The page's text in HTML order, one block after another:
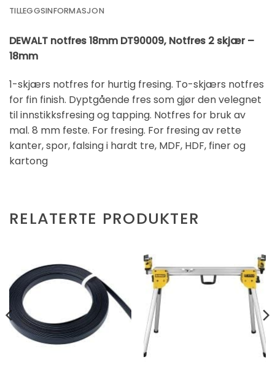
TILLEGGSINFORMASJON
DEWALT notfres 18mm DT90009, Notfres 2 skjær –
18mm
1-skjærs notfres for hurtig fresing. To-skjærs notfres
for fin finish. Dyptgående fres som gjør den velegnet
til innstikksfresing og tapping. Notfres for bruk av
mal. 8 mm feste. For fresing. For fresing av rette
kanter, spor, falsing i hardt tre, MDF, HDF, finer og
kartong
RELATERTE PRODUKTER